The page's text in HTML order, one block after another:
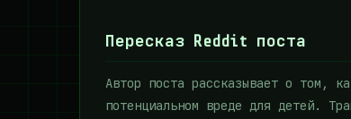
Пересказ Reddit поста
Автор поста рассказывает о том,
потенциальном вреде для детей.